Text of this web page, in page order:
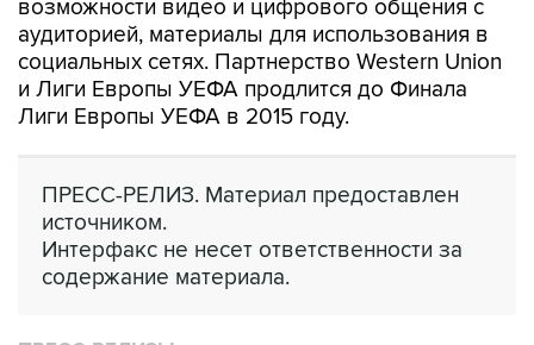
возможности видео и цифрового общения с
аудиторией, материалы для использования в
социальных сетях. Партнерство Western Union
и Лиги Европы УЕФА продлится до Финала
Лиги Европы УЕФА в 2015 году.
ПРЕСС-РЕЛИЗ. Материал предоставлен
источником.
Интерфакс не несет ответственности за
содержание материала.